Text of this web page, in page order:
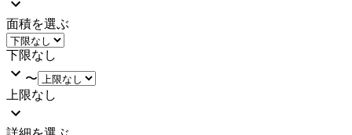
面積を選ぶ
下限なし
〜
上限なし